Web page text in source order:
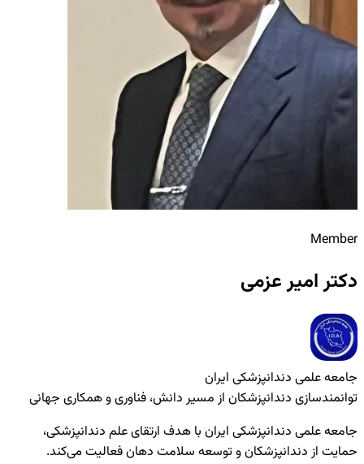
Member
دکتر امیر عزمی
جامعه علمی دندانپزشکی ایران
توانمندسازی دندانپزشکان از مسیر دانش، فناوری و همکاری جهانی
جامعه علمی دندانپزشکی ایران با هدف ارتقای علم دندانپزشکی،
حمایت از دندانپزشکان و توسعه سلامت دهان فعالیت می‌کند.